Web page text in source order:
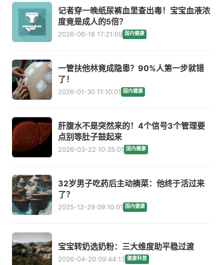
记者穿一晚纸尿裤血里查出毒！宝宝血液浓
度竟是成人的5倍？
2026-06-18 17:21:09 国内健康
一管扶他林竟成隐患？90%人第一步就错
了！
2026-01-30 11:10:01 国内健康
肝腹水不是突然来的！4个信号3个管理要
点别等肚子鼓起来
2026-03-22 10:35:01 国内健康
32岁男子吃药后主动摘菜：他终于活过来
了？
2025-12-29 09:10:01 国内健康
宝宝转奶选奶粉：三大维度助平稳过渡
2026-04-20 09:44:13 健康科普